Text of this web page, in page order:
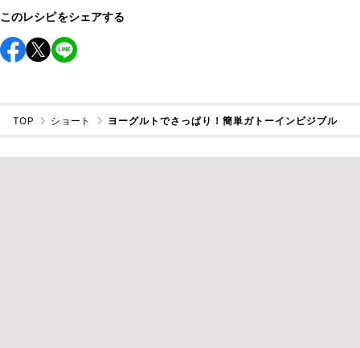
このレシピをシェアする
TOP ショート ヨーグルトでさっぱり！簡単ガトーインビジブル